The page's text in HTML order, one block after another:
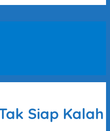
Siap Kalah